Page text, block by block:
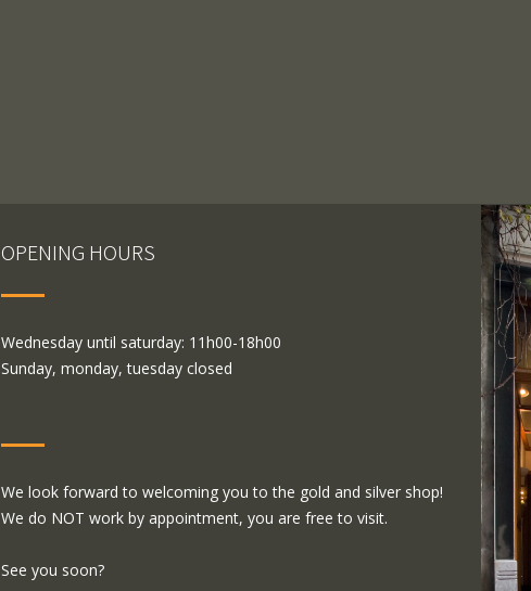
OPENING HOURS
Wednesday until saturday: 11h00-18h00
Sunday, monday, tuesday closed
We look forward to welcoming you to the gold and silver shop!
We do NOT work by appointment, you are free to visit.
See you soon?